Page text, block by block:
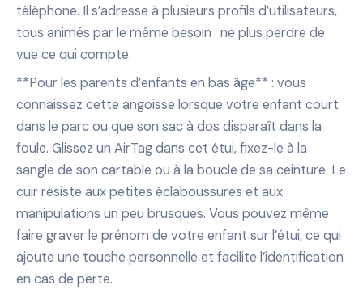
téléphone. Il s’adresse à plusieurs profils d’utilisateurs,
tous animés par le même besoin : ne plus perdre de
vue ce qui compte.
**Pour les parents d’enfants en bas âge** : vous
connaissez cette angoisse lorsque votre enfant court
dans le parc ou que son sac à dos disparaît dans la
foule. Glissez un AirTag dans cet étui, fixez-le à la
sangle de son cartable ou à la boucle de sa ceinture. Le
cuir résiste aux petites éclaboussures et aux
manipulations un peu brusques. Vous pouvez même
faire graver le prénom de votre enfant sur l’étui, ce qui
ajoute une touche personnelle et facilite l’identification
en cas de perte.